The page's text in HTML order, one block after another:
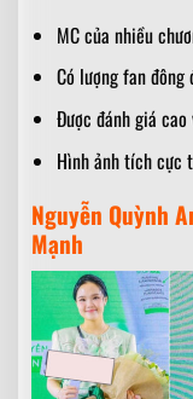
MC của nhiều
Có lượng fan
Được đánh giá
Hình ảnh tích cực
Nguyễn Quỳnh
Mạnh